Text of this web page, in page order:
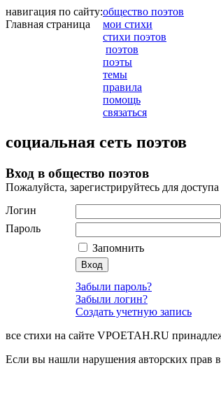
навигация по сайту:
Главная страница
общество поэтов
мои стихи
стихи поэтов
поэтов
поэты
темы
правила
помощь
связаться
социальная сеть поэтов
Вход в общество поэтов
Пожалуйста, зарегистрируйтесь для доступа
Логин
Пароль
Запомнить
Забыли пароль?
Забыли логин?
Создать учетную запись
все стихи на сайте VPOETAH.RU
Если вы нашли нарушения авторских прав в